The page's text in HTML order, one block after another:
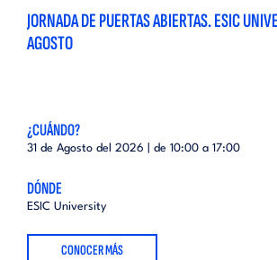
JORNADA DE PUERTAS ABIERTAS. ESIC
AGOSTO
¿CUÁNDO?
31 de Agosto del 2026 | de 10:00 a 17:00
DÓNDE
ESIC University
CONOCER MÁS